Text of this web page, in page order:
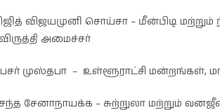
விஜயமுனி சொய்சா – மீன்பிடி மற்றும்
அமைச்சர்
முஸ்தபா – உள்ளூராட்சி
சேனாநாயக்க – சுற்றுலா மற்றும்